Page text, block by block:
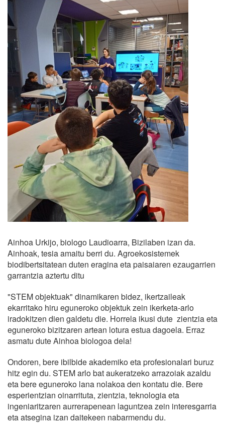
Ainhoa Urkijo, biologo Laudioarra, Bizilaben izan da.
Ainhoak, tesia amaitu berri du. Agroekosistemek
biodibertsitatean duten eragina eta paisaiaren ezaugarrien
garrantzia aztertu ditu
"STEM objektuak" dinamikaren bidez, ikertzaileak
ekarritako hiru eguneroko objektuk zein ikerketa-arlo
iradokitzen dien galdetu die. Horrela ikusi dute zientzia eta
eguneroko bizitzaren artean lotura estua dagoela. Erraz
asmatu dute Ainhoa biologoa dela!
Ondoren, bere ibilbide akademiko eta profesionalari buruz
hitz egin du. STEM arlo bat aukeratzeko arrazoiak azaldu
eta bere eguneroko lana nolakoa den kontatu die. Bere
esperientzian oinarrituta, zientzia, teknologia eta
ingeniaritzaren aurrerapenean laguntzea zein interesgarria
eta atsegina izan daitekeen nabarmendu du.